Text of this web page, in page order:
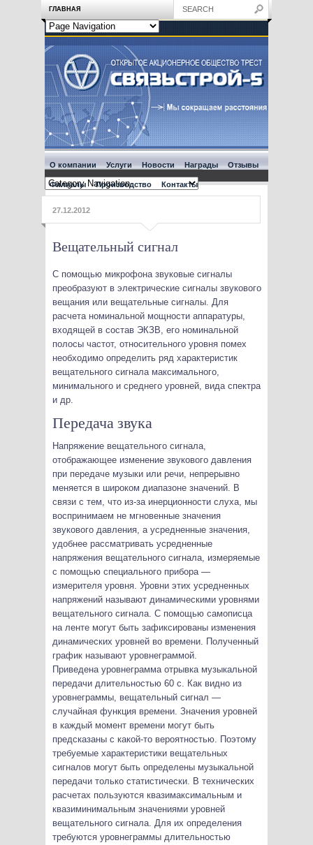
ГЛАВНАЯ
О компании Услуги Новости Награды Отзывы
Филиалы Производство Контакты
27.12.2012
Вещательный сигнал
С помощью микрофона звуковые сигналы
преобразуют в электрические сигналы звукового
вещания или вещательные сигналы. Для
расчета номинальной мощности аппаратуры,
входящей в состав ЭКЗВ, его номинальной
полосы частот, относительного уровня помех
необходимо определить ряд характеристик
вещательного сигнала максимального,
минимального и среднего уровней, вида спектра
и др.
Передача звука
Напряжение вещательного сигнала,
отображающее изменение звукового давления
при передаче музыки или речи, непрерывно
меняется в широком диапазоне значений. В
связи с тем, что из-за инерционности слуха, мы
воспринимаем не мгновенные значения
звукового давления, а усредненные значения,
удобнее рассматривать усредненные
напряжения вещательного сигнала, измеряемые
с помощью специального прибора —
измерителя уровня. Уровни этих усредненных
напряжений называют динамическими уровнями
вещательного сигнала. С помощью самописца
на ленте могут быть зафиксированы изменения
динамических уровней во времени. Полученный
график называют уровнеграммой.
Приведена уровнеграмма отрывка музыкальной
передачи длительностью 60 с. Как видно из
уровнеграммы, вещательный сигнал —
случайная функция времени. Значения уровней
в каждый момент времени могут быть
предсказаны с какой-то вероятностью. Поэтому
требуемые характеристики вещательных
сигналов могут быть определены музыкальной
передачи только статистически. В технических
расчетах пользуются квазимаксимальным и
квазиминимальным значениями уровней
вещательного сигнала. Для их определения
требуются уровнеграммы длительностью